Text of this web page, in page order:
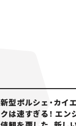
新型ポルシェ・カイ
クは速すぎる！ エ